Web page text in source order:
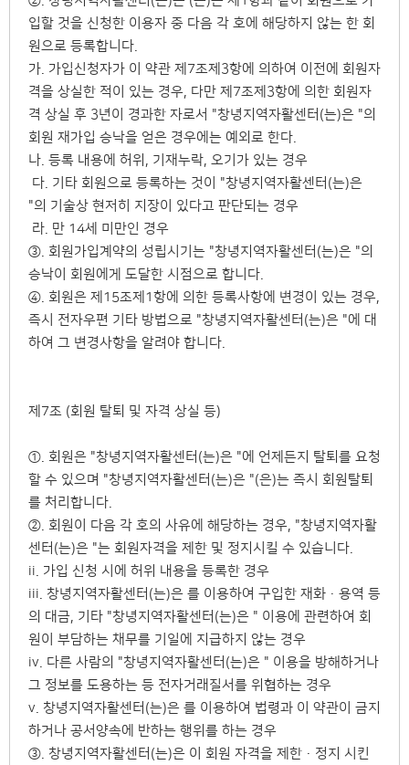
입할 것을 신청한 이용자 중 다음 각 호에 해당하지 않는 한 회
원으로 등록합니다.
가. 가입신청자가 이 약관 제7조제3항에 의하여 이전에 회원자
격을 상실한 적이 있는 경우, 다만 제7조제3항에 의한 회원자
격 상실 후 3년이 경과한 자로서 "창녕지역자활센터(는)은 "의
회원 재가입 승낙을 얻은 경우에는 예외로 한다.
나. 등록 내용에 허위, 기재누락, 오기가 있는 경우
다. 기타 회원으로 등록하는 것이 "창녕지역자활센터(는)은
"의 기술상 현저히 지장이 있다고 판단되는 경우
라. 만 14세 미만인 경우
③. 회원가입계약의 성립시기는 "창녕지역자활센터(는)은 "의
승낙이 회원에게 도달한 시점으로 합니다.
④. 회원은 제15조제1항에 의한 등록사항에 변경이 있는 경우,
즉시 전자우편 기타 방법으로 "창녕지역자활센터(는)은 "에 대
하여 그 변경사항을 알려야 합니다.
제7조 (회원 탈퇴 및 자격 상실 등)
①. 회원은 "창녕지역자활센터(는)은 "에 언제든지 탈퇴를 요청
할 수 있으며 "창녕지역자활센터(는)은 "(은)는 즉시 회원탈퇴
를 처리합니다.
②. 회원이 다음 각 호의 사유에 해당하는 경우, "창녕지역자활
센터(는)은 "는 회원자격을 제한 및 정지시킬 수 있습니다.
ii. 가입 신청 시에 허위 내용을 등록한 경우
iii. 창녕지역자활센터(는)은 를 이용하여 구입한 재화·용역 등
의 대금, 기타 "창녕지역자활센터(는)은 " 이용에 관련하여 회
원이 부담하는 채무를 기일에 지급하지 않는 경우
iv. 다른 사람의 "창녕지역자활센터(는)은 " 이용을 방해하거나
그 정보를 도용하는 등 전자거래질서를 위협하는 경우
v. 창녕지역자활센터(는)은 를 이용하여 법령과 이 약관이 금지
하거나 공서양속에 반하는 행위를 하는 경우
③. 창녕지역자활센터(는)은 이 회원 자격을 제한·정지 시킨